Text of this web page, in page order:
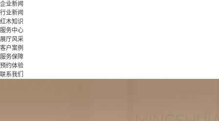
企业新闻
行业新闻
红木知识
服务中心
展厅风采
客户案例
服务保障
预约体验
联系我们